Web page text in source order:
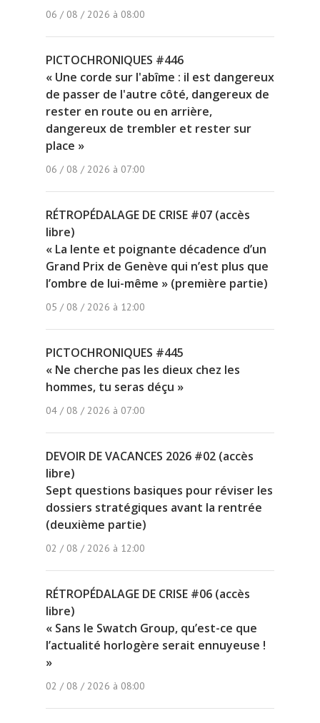
06 / 08 / 2026 à 08:00
PICTOCHRONIQUES #446
« Une corde sur l'abîme : il est dangereux
de passer de l'autre côté, dangereux de
rester en route ou en arrière,
dangereux de trembler et rester sur
place »
06 / 08 / 2026 à 07:00
RÉTROPÉDALAGE DE CRISE #07 (accès
libre)
« La lente et poignante décadence d’un
Grand Prix de Genève qui n’est plus que
l’ombre de lui-même » (première partie)
05 / 08 / 2026 à 12:00
PICTOCHRONIQUES #445
« Ne cherche pas les dieux chez les
hommes, tu seras déçu »
04 / 08 / 2026 à 07:00
DEVOIR DE VACANCES 2026 #02 (accès
libre)
Sept questions basiques pour réviser les
dossiers stratégiques avant la rentrée
(deuxième partie)
02 / 08 / 2026 à 12:00
RÉTROPÉDALAGE DE CRISE #06 (accès
libre)
« Sans le Swatch Group, qu’est-ce que
l’actualité horlogère serait ennuyeuse !
»
02 / 08 / 2026 à 08:00